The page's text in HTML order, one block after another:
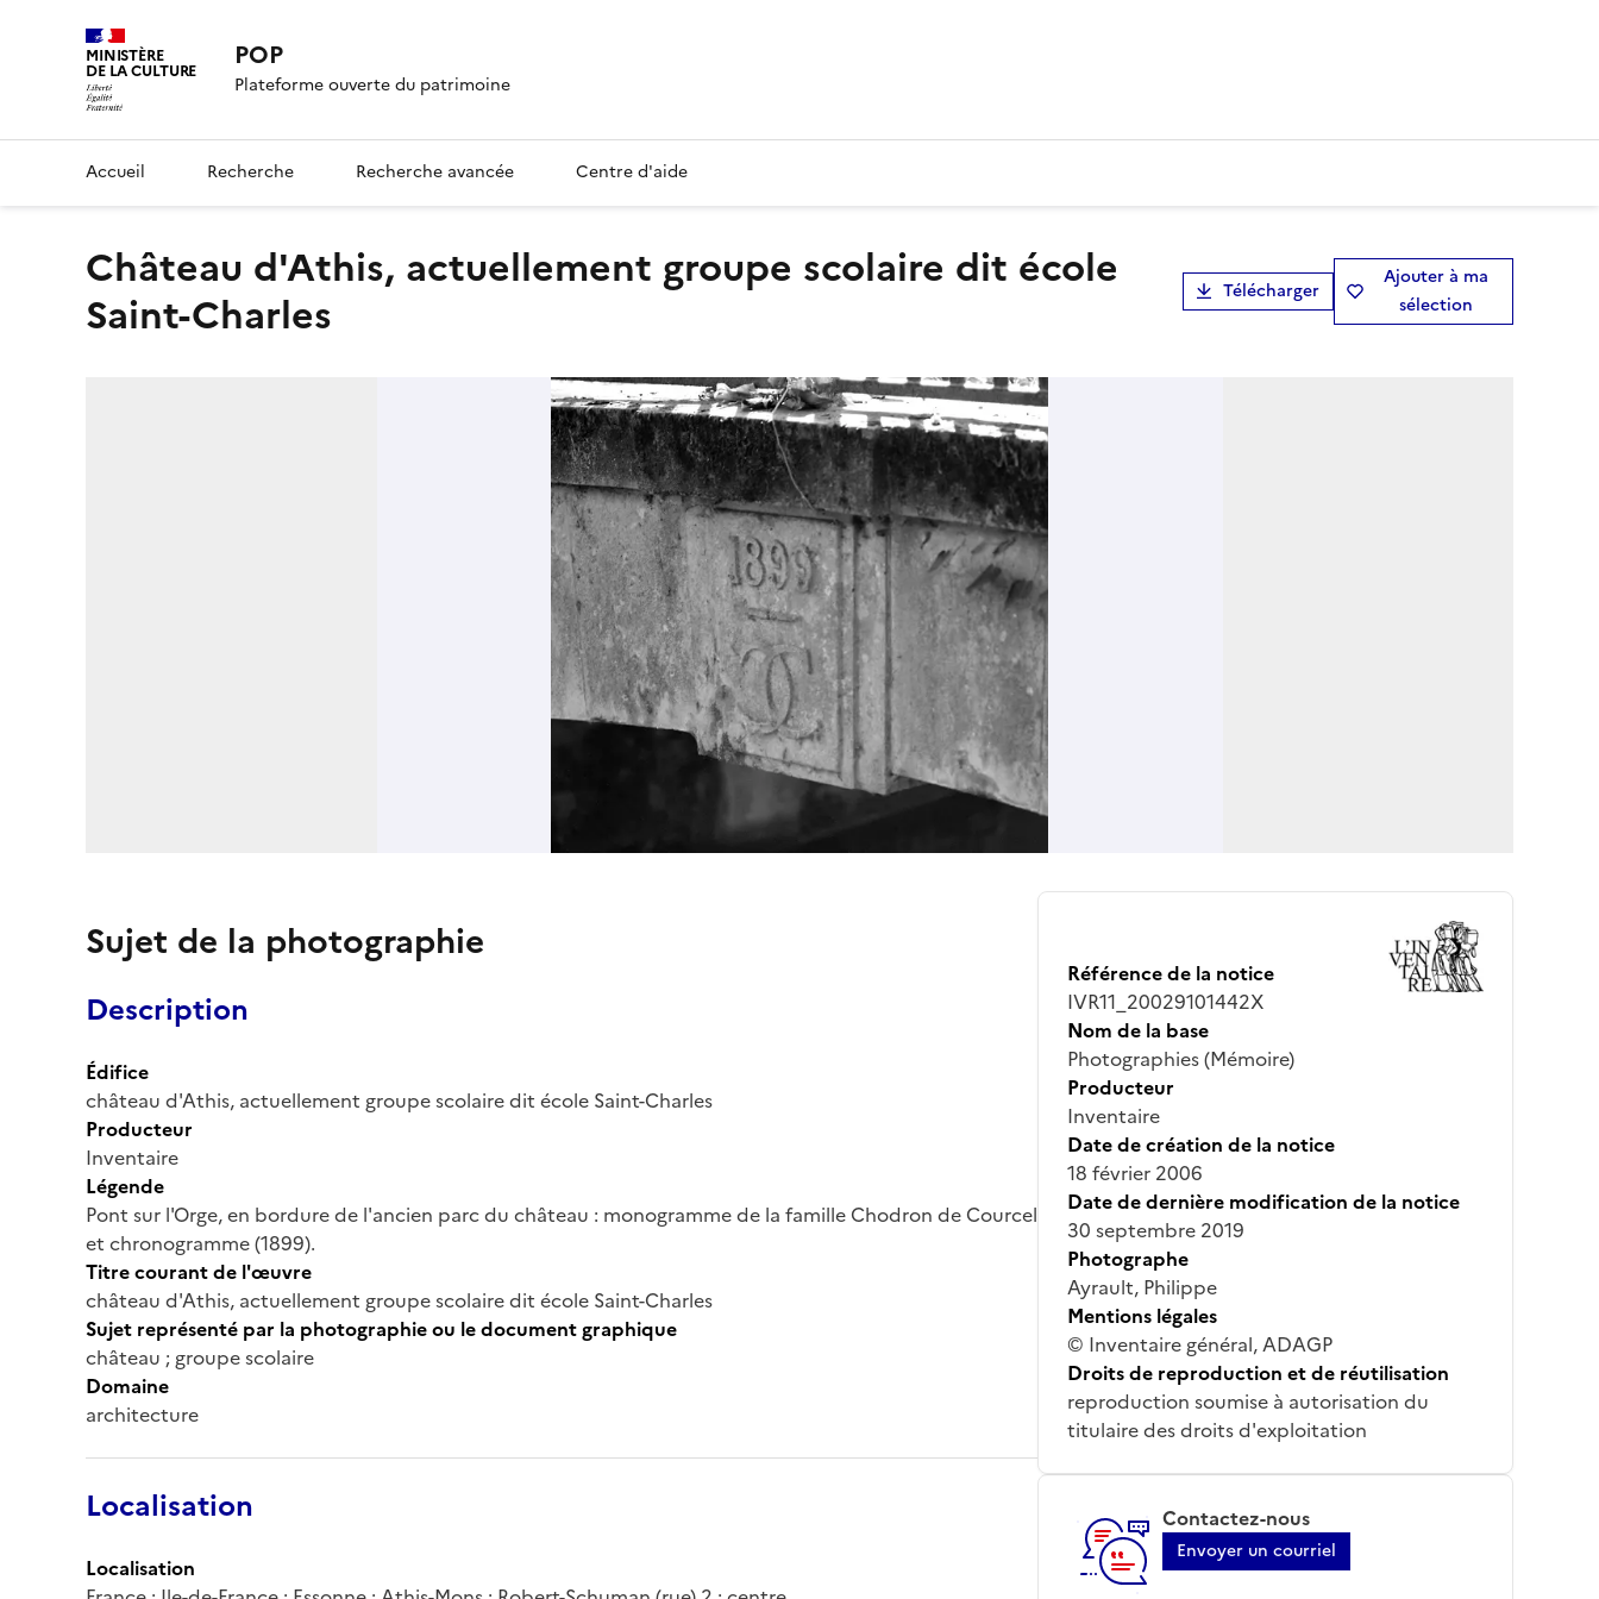
MINISTÈRE
DE LA CULTURE POP
Plateforme ouverte du patrimoine
Accueil Recherche Recherche avancée Centre d'aide
château d'Athis, actuellement groupe scolaire dit école
Saint-Charles
Télécharger
Ajouter à ma
sélection
Sujet de la photographie
Description
Édifice
château d'Athis, actuellement groupe scolaire dit école Saint-Charles
Producteur
Inventaire
Légende
Pont sur l'Orge, en bordure de l'ancien parc du château : monogramme de la famille Chodron de Courcel
et chronogramme (1899).
Titre courant de l'œuvre
château d'Athis, actuellement groupe scolaire dit école Saint-Charles
Sujet représenté par la photographie ou le document graphique
château ; groupe scolaire
Domaine
architecture
Localisation
Localisation
Référence de la notice
IVR11_20029101442X
Nom de la base
Photographies (Mémoire)
Producteur
Inventaire
Date de création de la notice
18 février 2006
Date de dernière modification de la notice
30 septembre 2019
Photographe
Ayrault, Philippe
Mentions légales
© Inventaire général, ADAGP
Droits de reproduction et de réutilisation
reproduction soumise à autorisation du
titulaire des droits d'exploitation
Contactez-nous
Envoyer un courriel